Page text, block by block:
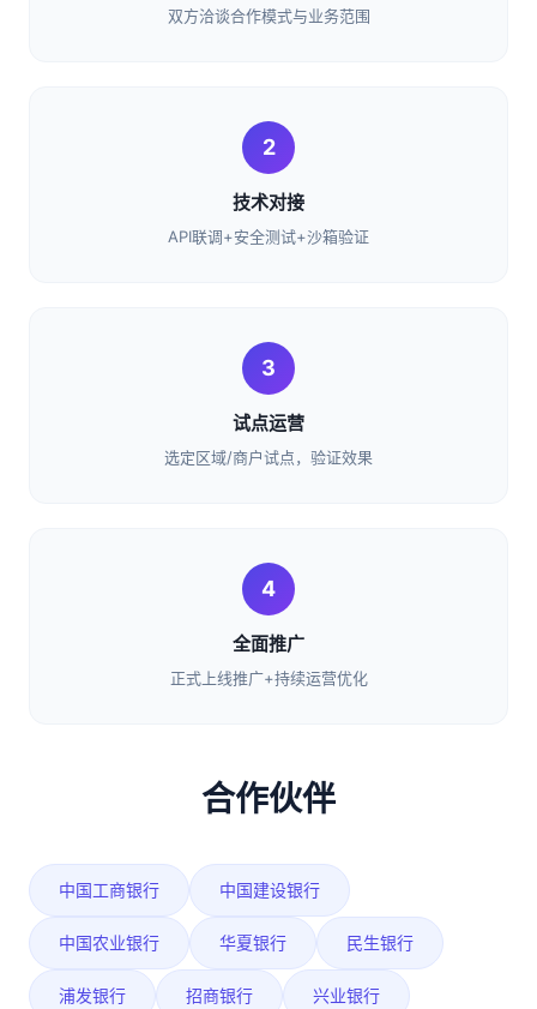
双方洽谈合作模式与业务范围
2
技术对接
API联调+安全测试+沙箱验证
3
试点运营
选定区域/商户试点，验证效果
4
全面推广
正式上线推广+持续运营优化
合作伙伴
中国工商银行 中国建设银行
中国农业银行 华夏银行 民生银行
浦发银行 招商银行 兴业银行